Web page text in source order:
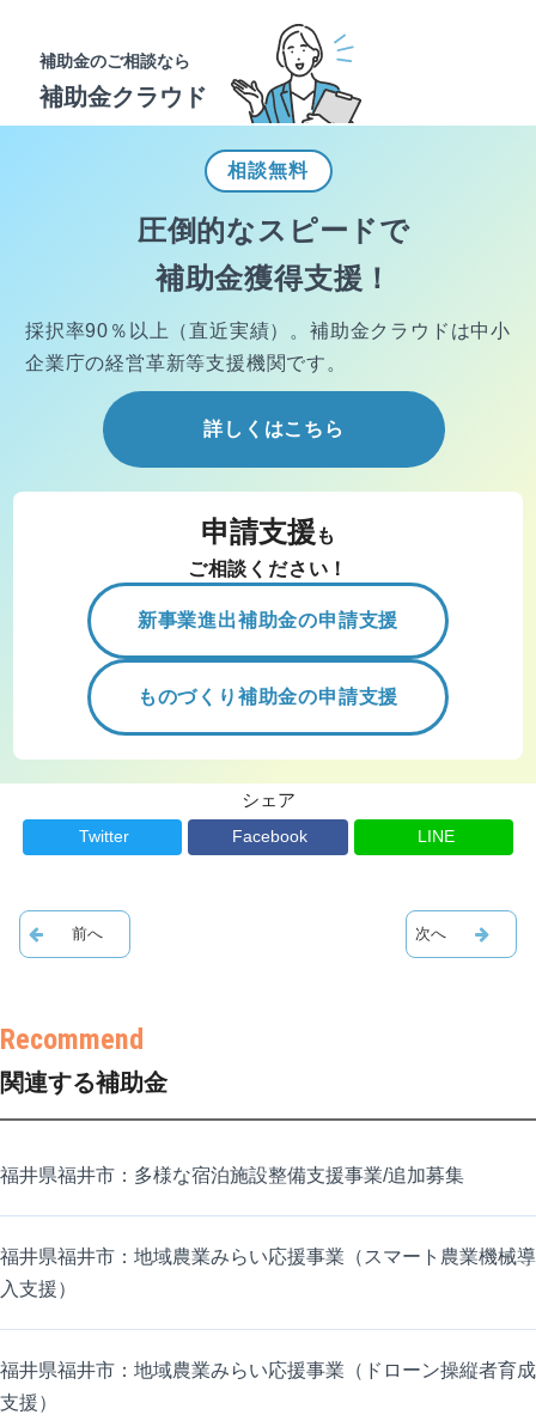
補助金のご相談なら
補助金クラウド
相談無料
圧倒的なスピードで
補助金獲得支援！
採択率90％以上（直近実績）。 補助金クラウドは中小
企業庁の経営革新等支援機関です。
詳しくはこちら
申請支援 も
ご相談ください！
新事業進出補助金の申請支援
ものづくり補助金の申請支援
シェア
Twitter Facebook LINE
関連する補助金
福井県福井市：多様な宿泊施設整備支援事業/追加募集
福井県福井市：地域農業みらい応援事業（スマート農業機械導
入支援）
福井県福井市：地域農業みらい応援事業（ドローン操縦者育成
支援）